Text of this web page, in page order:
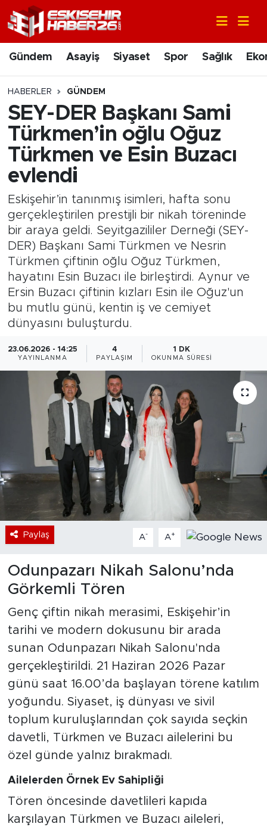
Gündem Asayiş Siyaset Spor Sağlık
HABERLER GÜNDEM
SEY-DER Başkanı Sami
Türkmen’in oğlu Oğuz
Türkmen ve Esin Buzacı
evlendi
Eskişehir’in tanınmış isimleri, hafta sonu
gerçekleştirilen prestijli bir nikah töreninde
bir araya geldi. Seyitgazililer Derneği (SEY-
DER) Başkanı Sami Türkmen ve Nesrin
Türkmen çiftinin oğlu Oğuz Türkmen,
hayatını Esin Buzacı ile birleştirdi. Aynur ve
Ersin Buzacı çiftinin kızları Esin ile Oğuz'un
bu mutlu günü, kentin iş ve cemiyet
dünyasını buluşturdu.
23.06.2026 - 14:25
YAYINLANMA
4
PAYLAŞIM
1 DK
OKUNMA SÜRESI
Paylaş A- A+
Odunpazarı Nikah Salonu’nda
Görkemli Tören
Genç çiftin nikah merasimi, Eskişehir’in
tarihi ve modern dokusunu bir arada
sunan Odunpazarı Nikah Salonu'nda
gerçekleştirildi. 21 Haziran 2026 Pazar
günü saat 16.00’da başlayan törene katılım
yoğundu. Siyaset, iş dünyası ve sivil
toplum kuruluşlarından çok sayıda seçkin
davetli, Türkmen ve Buzacı ailelerini bu
özel günde yalnız bırakmadı.
Ailelerden Örnek Ev Sahipliği
Tören öncesinde davetlileri kapıda
karşılayan Türkmen ve Buzacı aileleri,
Gündem
Asayiş
Siyaset
Spor
Sağlık
Ekonomi
Eğitim
Sanat
Bölge
Teknoloji
Magazin
Dünya
Sektör
Nöbetçi Eczaneler
Hava Durumu
Trafik Durumu
Süper Lig Puan Durumu ve Fikstür
Tüm Manşetler
Son Dakika Haberleri
Haber Arşivi